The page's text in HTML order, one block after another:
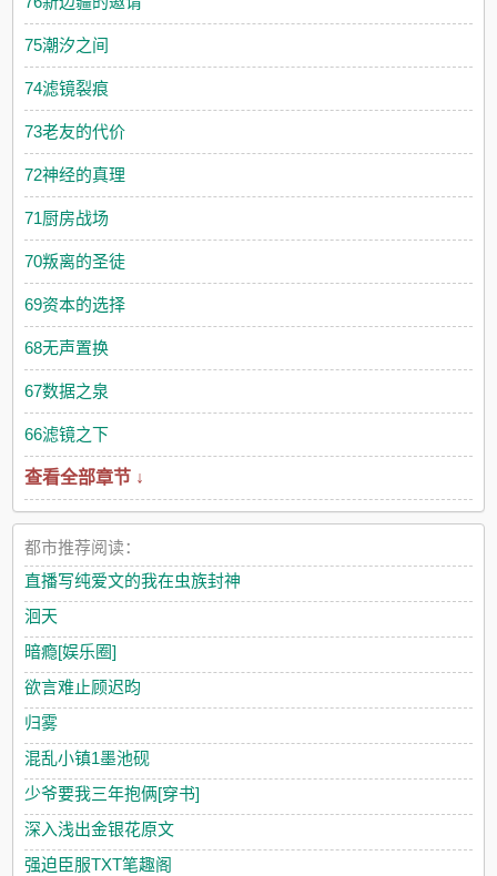
75潮汐之间
74滤镜裂痕
73老友的代价
72神经的真理
71厨房战场
70叛离的圣徒
69资本的选择
68无声置换
67数据之泉
66滤镜之下
查看全部章节 ↓
都市推荐阅读：
直播写纯爱文的我在虫族封神
洄天
暗瘾[娱乐圈]
欲言难止顾迟昀
归雾
混乱小镇1墨池砚
少爷要我三年抱俩[穿书]
深入浅出金银花原文
强迫臣服TXT笔趣阁